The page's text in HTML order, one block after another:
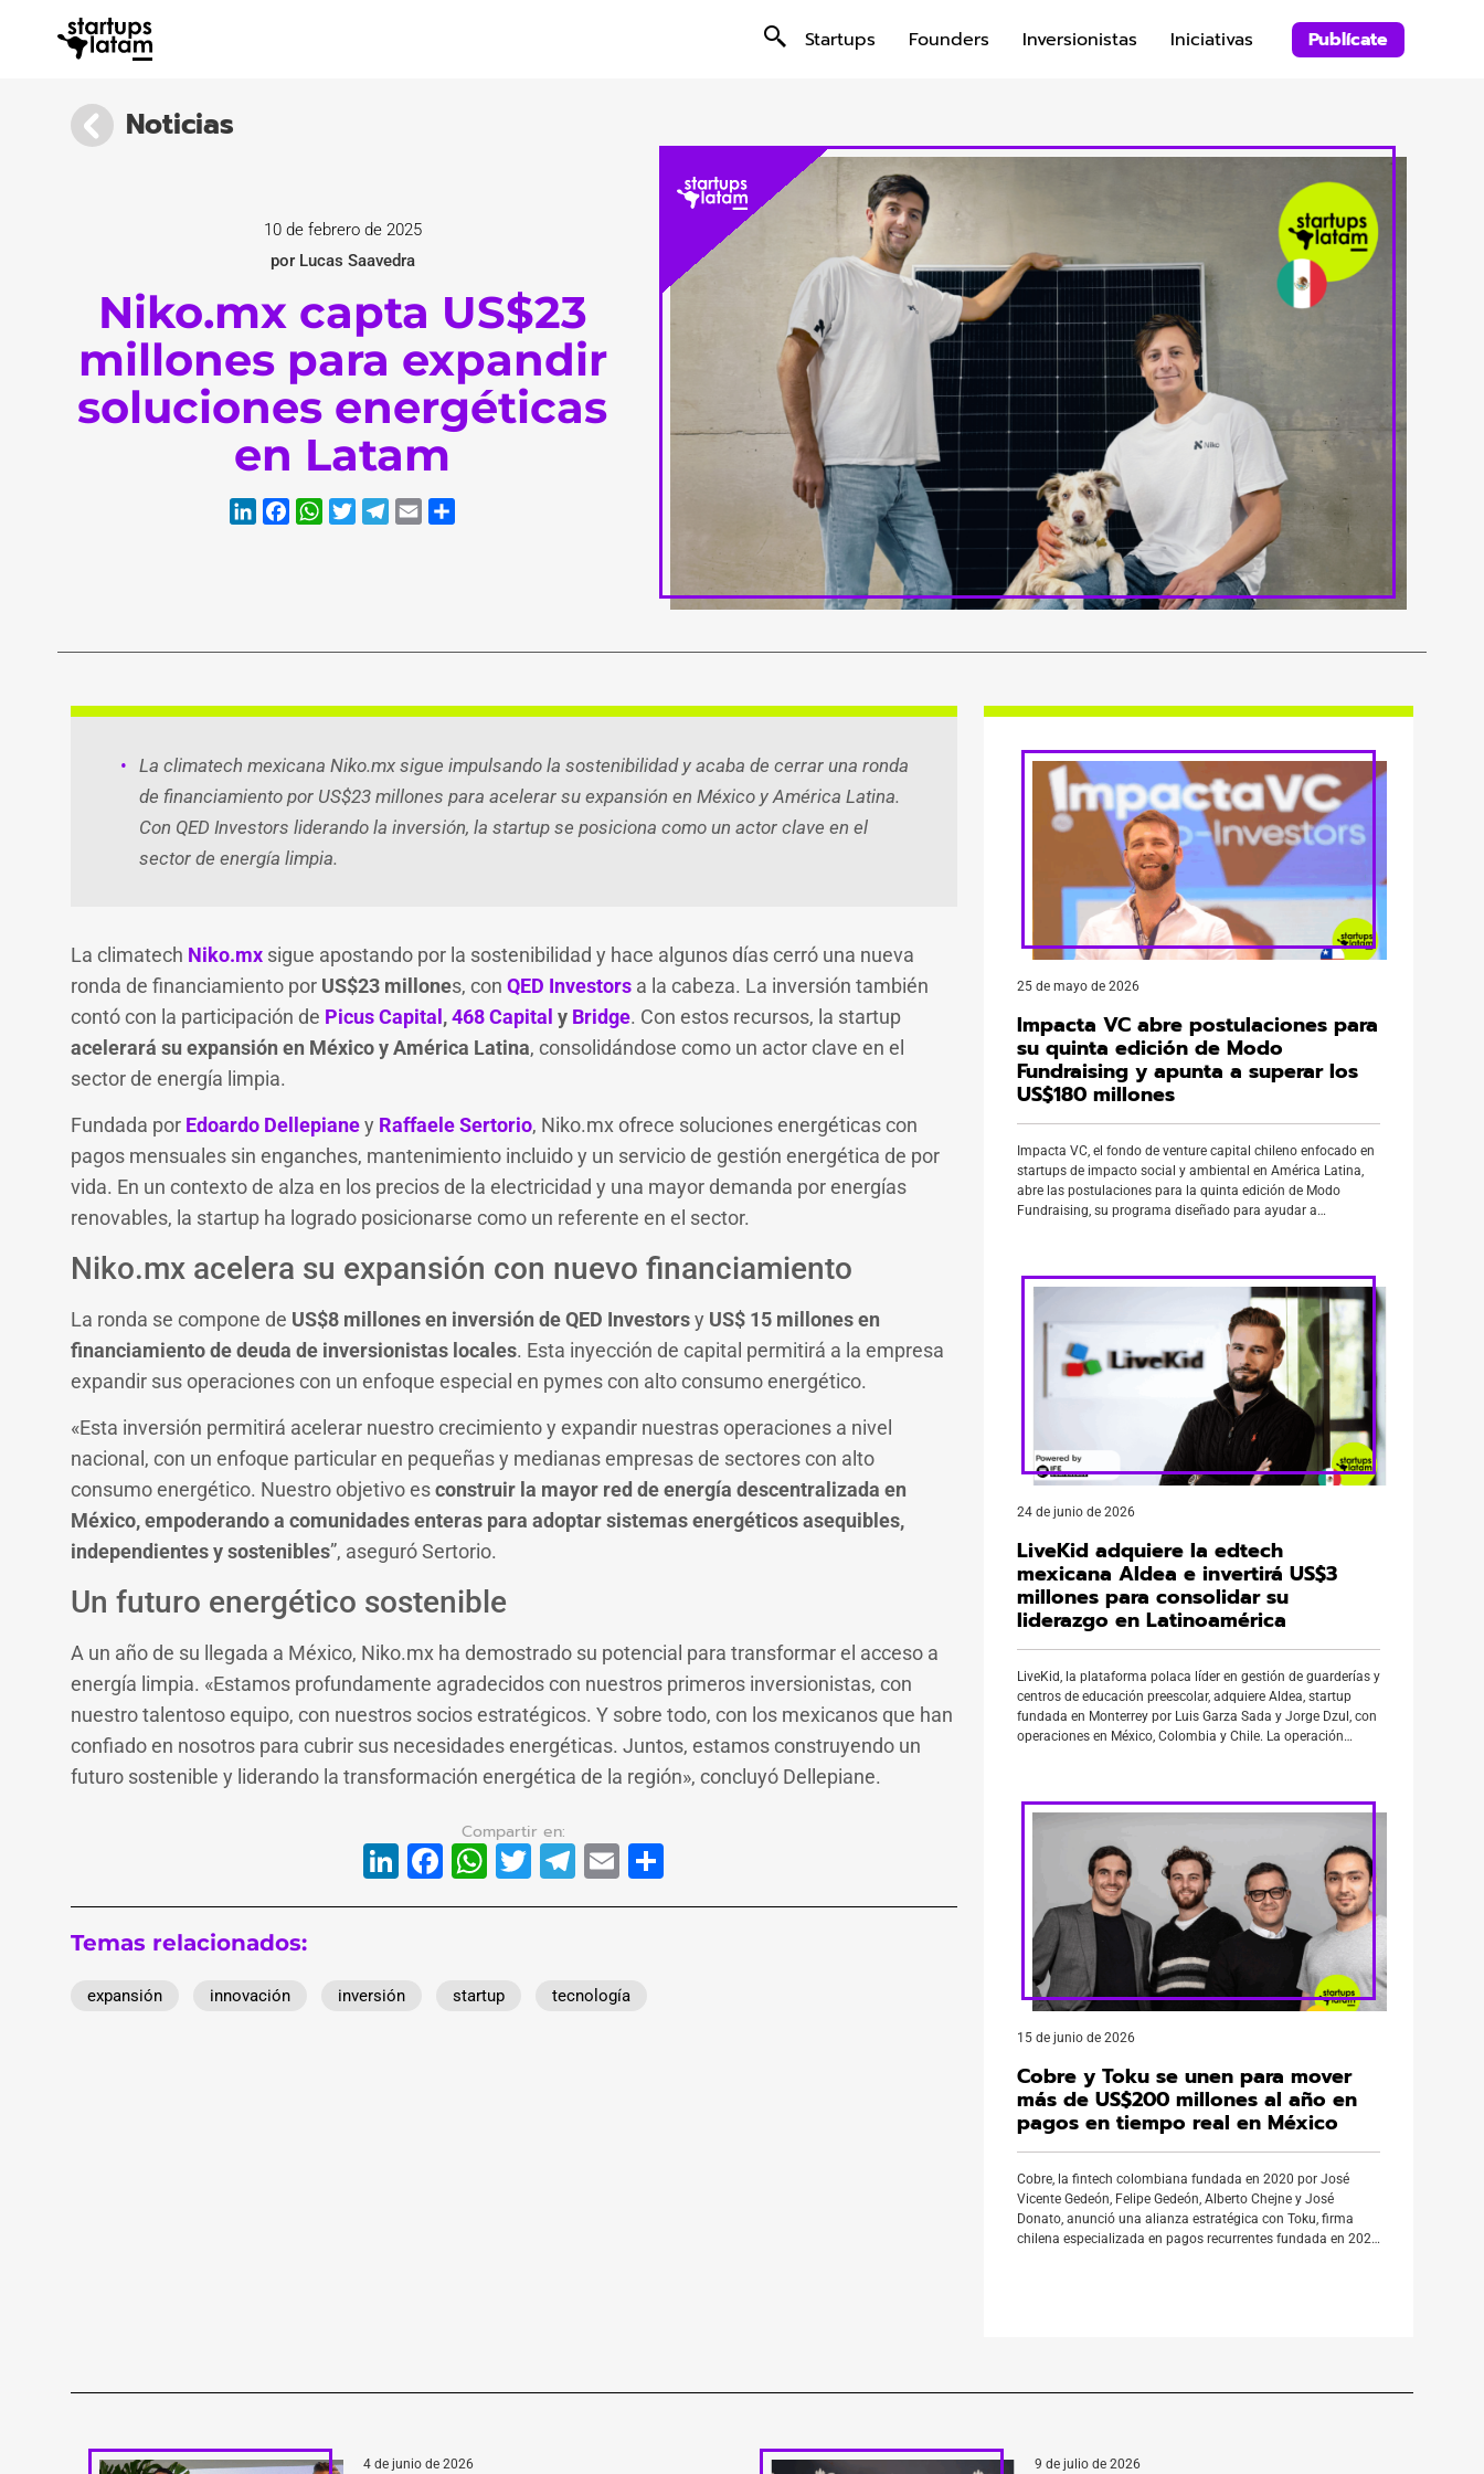
Startups Founders Inversionistas Iniciativas Publícate
Noticias
10 de febrero de 2025
por Lucas Saavedra
Niko.mx capta US$23
millones para expandir
soluciones energéticas
en Latam
La climatech mexicana Niko.mx sigue impulsando la sostenibilidad y acaba de cerrar una ronda
de financiamiento por US$23 millones para acelerar su expansión en México y América Latina.
Con QED Investors liderando la inversión, la startup se posiciona como un actor clave en el
sector de energía limpia.
La climatech Niko.mx sigue apostando por la sostenibilidad y hace algunos días cerró una nueva
ronda de financiamiento por US$23 millones, con QED Investors a la cabeza. La inversión también
contó con la participación de Picus Capital ,468 Capital y Bridge. Con estos recursos, la startup
acelerará su expansión en México y América Latina, consolidándose como un actor clave en el
sector de energía limpia.
Fundada por Edoardo Dellepianey Raffaele Sertorio, Niko.mx ofrece soluciones energéticas con
pagos mensuales sin enganches, mantenimiento incluido y un servicio de gestión energética de por
vida. En un contexto de alza en los precios de la electricidad y una mayor demanda por energías
renovables, la startup ha logrado posicionarse como un referente en el sector.
Niko.mx acelera su expansión con nuevo financiamiento
La ronda se compone de US$8 millones en inversión de QED Investorsy US$ 15 millones en
financiamiento de deuda de inversionistas locales. Esta inyección de capital permitirá a la empresa
expandir sus operaciones con un enfoque especial en pymes con alto consumo energético.
«Esta inversión permitirá acelerar nuestro crecimiento y expandir nuestras operaciones a nivel
nacional, con un enfoque particular en pequeñas y medianas empresas de sectores con alto
consumo energético. Nuestro objetivo esconstruir la mayor red de energía descentralizada en
México, empoderando a comunidades enteras para adoptar sistemas energéticos asequibles,
independientes y sostenibles”, aseguró Sertorio.
Un futuro energético sostenible
A un año de su llegada a México, Niko.mx ha demostrado su potencial para transformar el acceso a
energía limpia. «Estamos profundamente agradecidos con nuestros primeros inversionistas, con
nuestro talentoso equipo, con nuestros socios estratégicos. Y sobre todo, con los mexicanos que han
confiado en nosotros para cubrir sus necesidades energéticas. Juntos, estamos construyendo un
futuro sostenible y liderando la transformación energética de la región», concluyó Dellepiane.
LinkedIn
Facebook
WhatsApp
Twitter
Telegram
Email
Temas relacionados:
expansión innovación inversión startup tecnología
25 de mayo de 2026
Impacta VC abre postulaciones para
su quinta edición de Modo
Fundraising y apunta a superar los
US$180 millones
Impacta VC, el fondo de venture capital chileno enfocado en
startups de impacto social y ambiental en América Latina,
abre las postulaciones para la quinta edición de Modo
Fundraising, su programa diseñado para ayudar a
24 de junio de 2026
LiveKid adquiere la edtech
mexicana Aldea e invertirá US$3
millones para consolidar su
liderazgo en Latinoamérica
LiveKid, la plataforma polaca líder en gestión de guarderías y
centros de educación preescolar, adquiere Aldea, startup
fundada en Monterrey por Luis Garza Sada y Jorge Dzul, con
operaciones en México, Colombia y Chile. La operación
15 de junio de 2026
Cobre y Toku se unen para mover
más de US$200 millones al año en
pagos en tiempo real en México
Cobre, la fintech colombiana fundada en 2020 por José
Vicente Gedeón, Felipe Gedeón, Alberto Chejne y José
Donato, anunció una alianza estratégica con Toku, firma
chilena especializada en pagos recurrentes fundada en 2020
4 de junio de 2026 9 de julio de 2026